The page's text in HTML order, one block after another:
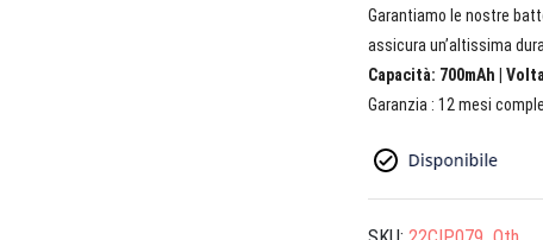
Garantiamo le nostre
assicura un’altissima
Capacità: 700mAh |
Garanzia : 12 mesi